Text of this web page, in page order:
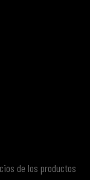
de los productos